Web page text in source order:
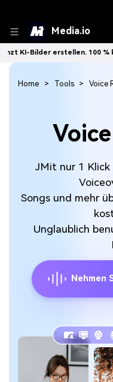
Media.io
erstellen. 100 %
JMit nur 1 Klick
Songs und mehr
Unglaublich
Nehmen
Home Tools Voice